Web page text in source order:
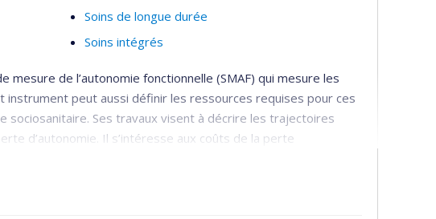
Soins de longue durée
Soins intégrés
de l’autonomie fonctionnelle (SMAF) qui mesure les
instrument peut aussi définir les ressources requises pour ces
sociosanitaire. Ses travaux visent à décrire les trajectoires
d’autonomie. Il s’intéresse aux coûts de la perte
sur l’intégration des services de maintien de l’autonomie)